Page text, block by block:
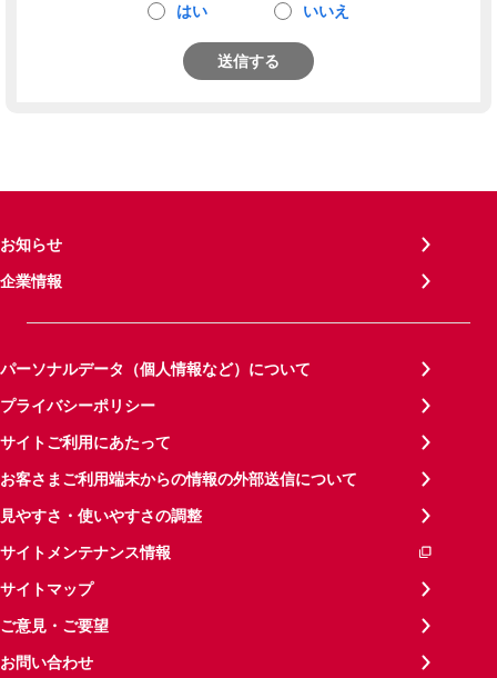
はい いいえ
送信する
お知らせ
企業情報
パーソナルデータ（個人情報など）について
プライバシーポリシー
サイトご利用にあたって
お客さまご利用端末からの情報の外部送信について
見やすさ・使いやすさの調整
サイトメンテナンス情報
サイトマップ
ご意見・ご要望
お問い合わせ